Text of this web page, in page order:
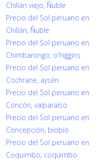
Chillán viejo, Ñuble
Precio del Sol peruano en
Chillán, Ñuble
Precio del Sol peruano en
Chimbarongo, o'higgins
Precio del Sol peruano en
Cochrane, aysén
Precio del Sol peruano en
Concón, valparaíso
Precio del Sol peruano en
Concepción, biobío
Precio del Sol peruano en
Coquimbo, coquimbo